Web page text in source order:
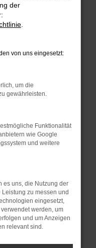
deine
Seiten
in einem
vorübergehende
und dein
Stand
nur ein
auch dazu
nicht mehr
der
von uns eingesetzt:
um die
gewährleisten.
Funktionalität
wie Google
und weitere
es uns, die Nutzung der
zu messen und
eingesetzt,
werden, um
und um Anzeigen
relevant sind.